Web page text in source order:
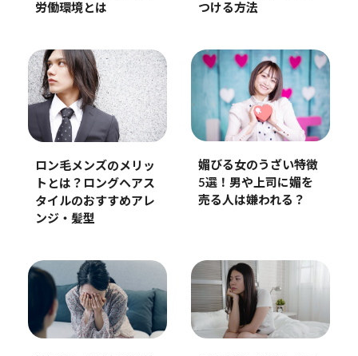
労働環境とは
つける方法
ロン毛メンズのメリッ
トとは？ロングヘアス
タイルのおすすめアレ
ンジ・髪型
媚びる女のうざい特徴
5選！男や上司に媚を
売る人は嫌われる？